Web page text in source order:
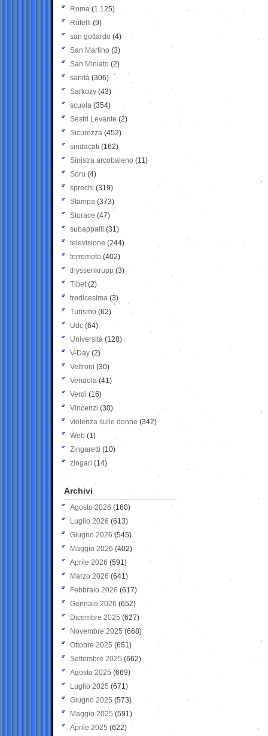
Roma (1.125)
Rutelli (9)
san gottardo (4)
San Martino (3)
San Miniato (2)
sanità (306)
Sarkozy (43)
scuola (354)
Sestri Levante (2)
Sicurezza (452)
sindacati (162)
Sinistra arcobaleno (11)
Soru (4)
sprechi (319)
Stampa (373)
Storace (47)
subappalti (31)
televisione(244)
terremoto (402)
thyssenkrupp (3)
Tibet(2)
tredicesima (3)
Turismo (62)
Udc (64)
Università (128)
V-Day (2)
Veltroni (30)
Vendola (41)
Verdi (16)
Vincenzi (30)
violenza sulle donne (342)
Web (1)
Zingaretti (10)
zingari (14)
Archivi
Agosto 2026 (160)
Luglio 2026 (613)
Giugno 2026 (545)
Maggio 2026 (402)
Aprile 2026 (591)
Marzo 2026 (641)
Febbraio 2026 (617)
Gennaio 2026 (652)
Dicembre 2025 (627)
Novembre 2025 (668)
Ottobre 2025 (651)
Settembre 2025 (662)
Agosto 2025 (669)
Luglio 2025 (671)
Giugno 2025 (573)
Maggio 2025 (591)
Aprile 2025 (622)